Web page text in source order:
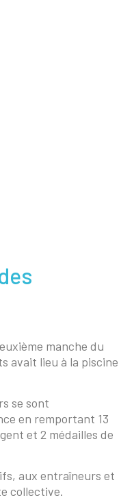
manche du
avait lieu à la piscine
se sont
en remportant 13
et 2 médailles de
aux entraîneurs et
collective.